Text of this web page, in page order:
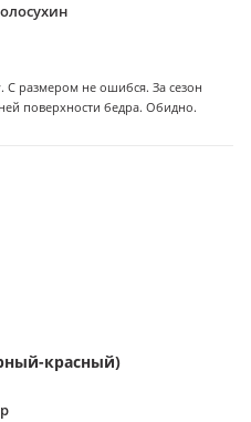
С размером не ошибся. За сезон
поверхности бедра. Обидно.
красный)